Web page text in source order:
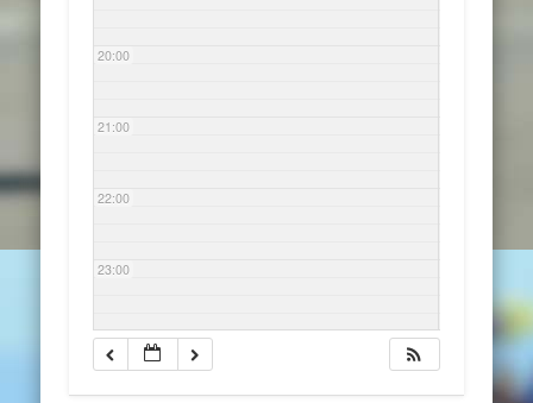
20:00
21:00
22:00
23:00